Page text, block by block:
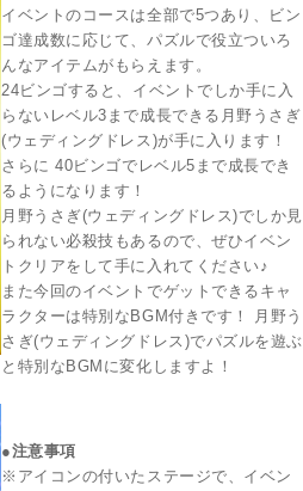
イベントのコースは全部で5つあり、ビン
ゴ達成数に応じて、パズルで役立ついろ
んなアイテムがもらえます。
24ビンゴすると、イベントでしか手に入
らないレベル3まで成長できる月野うさぎ
(ウェディングドレス)が手に入ります！
さらに 40ビンゴでレベル5まで成長でき
るようになります！
月野うさぎ(ウェディングドレス)でしか見
られない必殺技もあるので、ぜひイベン
トクリアをして手に入れてください♪
また今回のイベントでゲットできるキャ
ラクターは特別なBGM付きです！ 月野う
さぎ(ウェディングドレス)でパズルを遊ぶ
と特別なBGMに変化しますよ！
●注意事項
※アイコンの付いたステージで、イベン